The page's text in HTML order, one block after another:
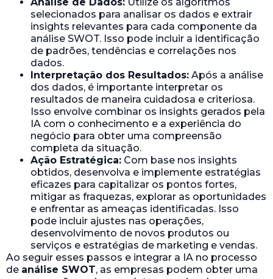
Análise de Dados: Utilize os algoritmos
selecionados para analisar os dados e extrair
insights relevantes para cada componente da
análise SWOT. Isso pode incluir a identificação
de padrões, tendências e correlações nos
dados.
Interpretação dos Resultados: Após a análise
dos dados, é importante interpretar os
resultados de maneira cuidadosa e criteriosa.
Isso envolve combinar os insights gerados pela
IA com o conhecimento e a experiência do
negócio para obter uma compreensão
completa da situação.
Ação Estratégica: Com base nos insights
obtidos, desenvolva e implemente estratégias
eficazes para capitalizar os pontos fortes,
mitigar as fraquezas, explorar as oportunidades
e enfrentar as ameaças identificadas. Isso
pode incluir ajustes nas operações,
desenvolvimento de novos produtos ou
serviços e estratégias de marketing e vendas.
Ao seguir esses passos e integrar a IA no processo
de análise SWOT, as empresas podem obter uma